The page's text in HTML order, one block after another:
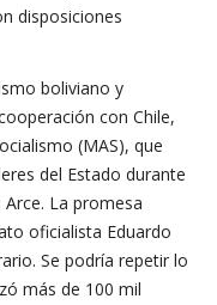
disposiciones
boliviano y
con Chile,
(MAS), que
del Estado durante
La promesa
oficialista Eduardo
Se podría repetir lo
más de 100 mil